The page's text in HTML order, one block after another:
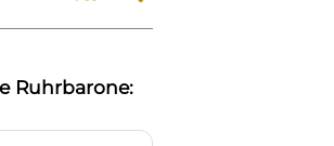
search
Ruhrbarone: